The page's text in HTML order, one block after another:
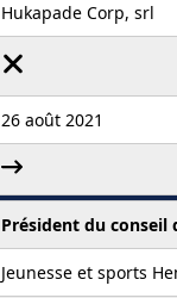
Hukapade Corp, srl
26 août 2021
Président du
Jeunesse et sports